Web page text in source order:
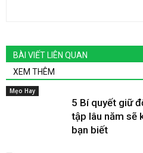
BÀI VIẾT LIÊN QUAN
XEM THÊM
Mẹo Hay
5 Bí quyết giữ
tập lâu năm sẽ
bạn biết